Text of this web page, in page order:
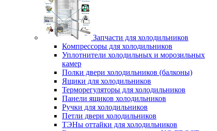
Запчасти для холодильников
Компрессоры для холодильников
Уплотнители холодильных и морозильных
камер
Полки двери холодильников (балконы)
Ящики для холодильников
Терморегуляторы для холодильников
Панели ящиков холодильников
Ручки для холодильников
Петли двери холодильников
ТЭНы оттайки для холодильников